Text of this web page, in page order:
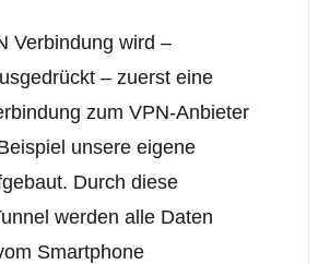
Verbindung wird –
– zuerst eine
zum VPN-Anbieter
unsere eigene
Durch diese
werden alle Daten
Smartphone